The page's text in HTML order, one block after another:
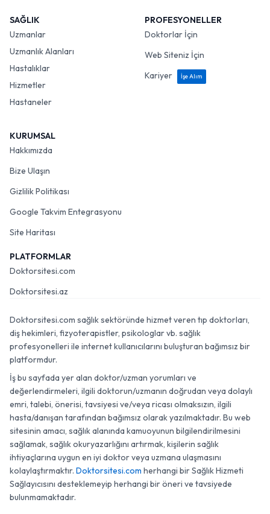
SAĞLIK
Uzmanlar
Uzmanlık Alanları
Hastalıklar
Hizmetler
Hastaneler
PROFESYONELLER
Doktorlar İçin
Web Siteniz İçin
Kariyer
İşe Alım
KURUMSAL
Hakkımızda
Bize Ulaşın
Gizlilik Politikası
Google Takvim Entegrasyonu
Site Haritası
PLATFORMLAR
Doktorsitesi.com
Doktorsitesi.az
Doktorsitesi.com sağlık sektöründe hizmet veren tıp doktorları,
diş hekimleri, fizyoterapistler, psikologlar vb. sağlık
profesyonelleri ile internet kullanıcılarını buluşturan bağımsız bir
platformdur.
İş bu sayfada yer alan doktor/uzman yorumları ve
değerlendirmeleri, ilgili doktorun/uzmanın doğrudan veya dolaylı
emri, talebi, önerisi, tavsiyesi ve/veya ricası olmaksızın, ilgili
hasta/danışan tarafından bağımsız olarak yazılmaktadır. Bu web
sitesinin amacı, sağlık alanında kamuoyunun bilgilendirilmesini
sağlamak, sağlık okuryazarlığını artırmak, kişilerin sağlık
ihtiyaçlarına uygun en iyi doktor veya uzmana ulaşmasını
kolaylaştırmaktır. Doktorsitesi.com herhangi bir Sağlık Hizmeti
Sağlayıcısını desteklemeyip herhangi bir öneri ve tavsiyede
bulunmamaktadır.